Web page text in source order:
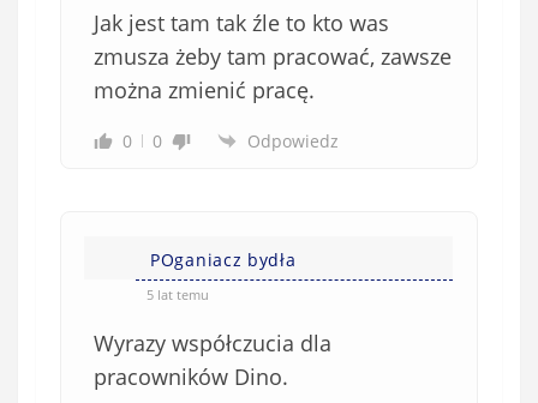
Jak jest tam tak źle to kto was
zmusza żeby tam pracować, zawsze
można zmienić pracę.
0 0 Odpowiedz
POganiacz bydła
5 lat temu
Wyrazy współczucia dla
pracowników Dino.